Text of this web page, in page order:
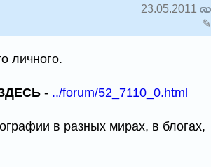
23.05.2011
✎
личного.
- ../forum/52_7110_0.html
в разных мирах, в блогах,